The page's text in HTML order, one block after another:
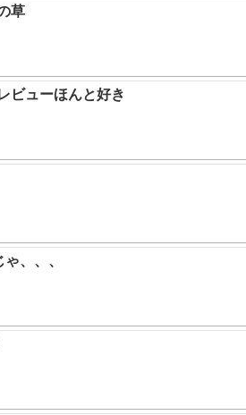
草
ビューほんと好き
、、、